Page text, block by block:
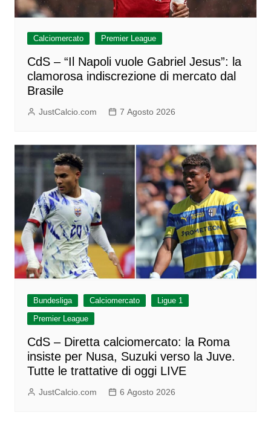
Calciomercato Premier League
CdS – “Il Napoli vuole Gabriel Jesus”: la
clamorosa indiscrezione di mercato dal
Brasile
JustCalcio.com 7 Agosto 2026
Bundesliga Calciomercato
Ligue 1
Premier League
CdS – Diretta calciomercato: la Roma
insiste per Nusa, Suzuki verso la Juve.
Tutte le trattative di oggi LIVE
JustCalcio.com 6 Agosto 2026